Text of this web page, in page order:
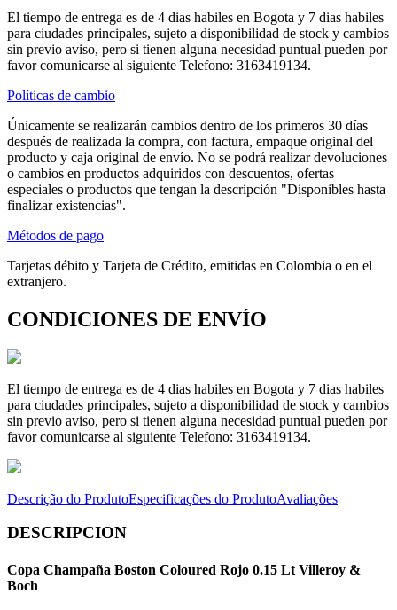
El tiempo de entrega es de 4 dias habiles en Bogota y 7 dias habiles
para ciudades principales, sujeto a disponibilidad de stock y cambios
sin previo aviso, pero si tienen alguna necesidad puntual pueden por
favor comunicarse al siguiente Telefono: 3163419134.
Políticas de cambio
Únicamente se realizarán cambios dentro de los primeros 30 días
después de realizada la compra, con factura, empaque original del
producto y caja original de envío. No se podrá realizar devoluciones
o cambios en productos adquiridos con descuentos, ofertas
especiales o productos que tengan la descripción "Disponibles hasta
finalizar existencias".
Métodos de pago
Tarjetas débito y Tarjeta de Crédito, emitidas en Colombia o en el
extranjero.
CONDICIONES DE ENVÍO
El tiempo de entrega es de 4 dias habiles en Bogota y 7 dias habiles
para ciudades principales, sujeto a disponibilidad de stock y cambios
sin previo aviso, pero si tienen alguna necesidad puntual pueden por
favor comunicarse al siguiente Telefono: 3163419134.
Descrição do ProdutoEspecificações do ProdutoAvaliações
DESCRIPCION
Copa Champaña Boston Coloured Rojo 0.15 Lt Villeroy &
Boch